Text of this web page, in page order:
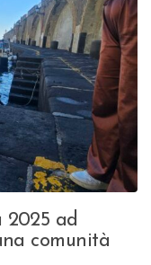
2025 ad
comunità